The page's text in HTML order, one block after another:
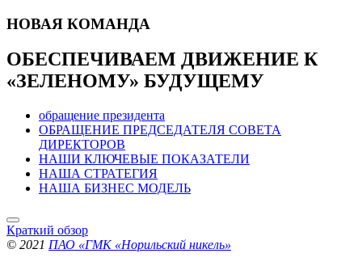
НОВАЯ КОМАНДА
ОБЕСПЕЧИВАЕМ ДВИЖЕНИЕ К
«ЗЕЛЕНОМУ» БУДУЩЕМУ
обращение президента
ОБРАЩЕНИЕ ПРЕДСЕДАТЕЛЯ СОВЕТА
ДИРЕКТОРОВ
НАШИ КЛЮЧЕВЫЕ ПОКАЗАТЕЛИ
НАША СТРАТЕГИЯ
НАША БИЗНЕС МОДЕЛЬ
Краткий обзор
© 2021 ПАО «ГМК «Норильский никель»